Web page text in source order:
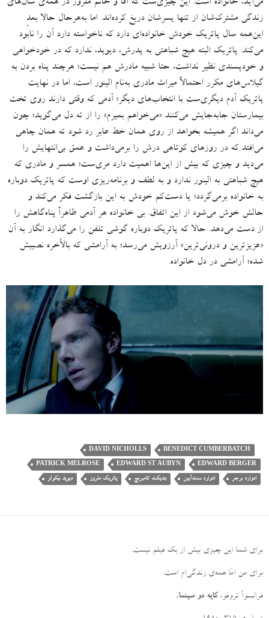
می‌آید، خانواده است. این چیزی‌ست که آقا و خانم ملروز در همه‌ی سال‌های
زندگی مشترک‌شان از تنها پسرشان دریغ کرده‌اند. اما به‌هرحال حالا بعدِ
این‌همه سال پاتریک خودش خانواده‌ای دارد که ناخواسته دارد آن را نابود
می‌کند. پاتریک البته هیچ شباهتی به پدرش، دیوید، ندارد که در خودخواهی
و خودپسندی نظیر نداشت، حتا شبیه مادرش هم نیست؛ هرچند پناه بردن به
گیلاس‌های مکرر احتمالاً میراث مادری‌ به‌نام الینور است، اما در نهایت
پاتریک آدم دیگری‌ست با انتخاب‌های دیگر؛ آدمی که وقتی دارند روی تخت
بیمارستان جابه‌جایش می‌کنند «می‌خواهم بمیرم» را از ته دل می‌گوید؛ چون
می‌داند اگر همیشه بخواهد از روی همان خط عابر رد شود ته همان چاهی
می‌افتد که در روزهای کوتاهی درش را برمی‌داشت و عمق بی‌انتهایش را
می‌دید و چیزی که بیش از این‌ها اهمیت دارد مری‌ست؛ همسر و مادری که
هیچ شباهتی به الینور ندارد و به لطف و برنامه‌ریزی‌ اوست که پاتریک دوباره
به خانواده برمی‌گردد؛ یا دست‌کم خودش به این بازگشت فکر می‌کند و
حالش خوش می‌شود از این اتفاق. بی خانواده هر آدمی ظاهراً پناه‌گاهش را
از دست می‌دهد. حالا که پاتریک دوباره گوشی تلفن را می‌گذارد انگار به آن
«عزیزترین و درونی‌ترین» آرزویش می‌رسد؛ به آرامشی که بالأخره نصیبش
شده؛ آرامشی در دل خانواده.
BENEDICT CUMBERBATCH
DAVID NICHOLLS
EDWARD BERGER
EDWARD ST AUBYN
PATRICK MELROSE
ادوارد برجر ادوارد سنت‌آبین بندیکت کامبربچ پاتریک ملروز دیوید نیکولز
برای شما این چیزی بیش از یک فیلم نیست.
برای من امّا همه‌ی زندگی‌ام است.
فرانسوآ تروفو، کایه دو سینما،